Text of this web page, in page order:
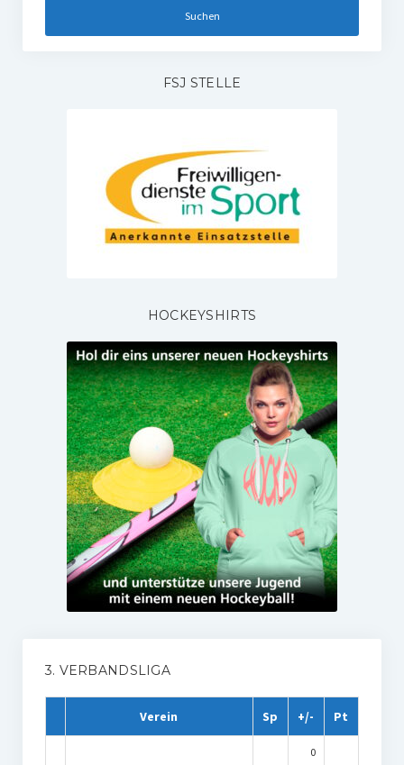
FSJ STELLE
HOCKEYSHIRTS
3. VERBANDSLIGA
Verein Sp +/- Pt
0